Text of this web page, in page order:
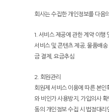
회사는 수집한 개인정보를 다음
1. 서비스 제공에 관한 계약 이
서비스 및 콘텐츠 제공, 물품배
금 결제, 요금추심
2. 회원관리
회원제 서비스 이용에 따른 본
와 비인가 사용방지, 가입의사
동의 개인정보 수집 시 법정대